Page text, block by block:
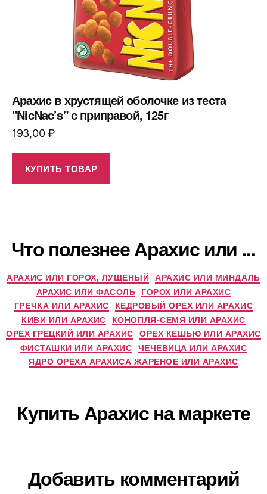
Арахис в хрустящей оболочке из теста
"NicNac’s" с приправой, 125г
193,00₽
КУПИТЬ ТОВАР
Что полезнее Арахис или ...
АРАХИС ИЛИ ГОРОХ, ЛУЩЕНЫЙ АРАХИС ИЛИ МИНДАЛЬ
АРАХИС ИЛИ ФАСОЛЬ ГОРОХ ИЛИ АРАХИС
ГРЕЧКА ИЛИ АРАХИС КЕДРОВЫЙ ОРЕХ ИЛИ АРАХИС
КИВИ ИЛИ АРАХИС КОНОПЛЯ-СЕМЯ ИЛИ АРАХИС
ОРЕХ ГРЕЦКИЙ ИЛИ АРАХИС ОРЕХ КЕШЬЮ ИЛИ АРАХИС
ФИСТАШКИ ИЛИ АРАХИС ЧЕЧЕВИЦА ИЛИ АРАХИС
ЯДРО ОРЕХА АРАХИСА ЖАРЕНОЕ ИЛИ АРАХИС
Купить Арахис на маркете
Добавить комментарий